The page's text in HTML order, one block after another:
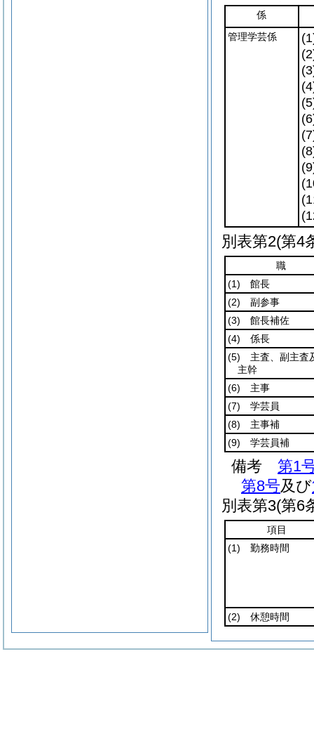
係
管理学芸係
別表第2(第4
職
(1) 館長
(2) 副参事
(3) 館長補佐
(4) 係長
(5) 主査、副主査
主幹
(6) 主事
(7) 学芸員
(8) 主事補
(9) 学芸員補
備考 第1
第8号及び
別表第3(第6
項目
(1) 勤務時間
(2) 休憩時間